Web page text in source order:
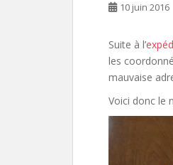
10 juin 2016
Suite à l’
les
mauvaise
Voici donc le